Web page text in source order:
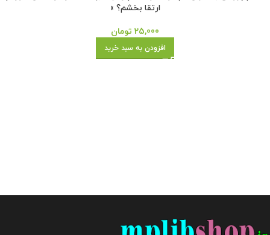
ارتقا بخشم؟ »
25,000 تومان
افزودن به سبد خرید